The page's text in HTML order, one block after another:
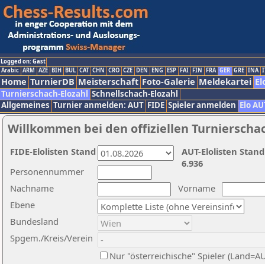
Logged on: Gast
Arabic ARM AZE BIH BUL CAT CHN CRO CZE DEN ENG ESP FAI FIN FRA GER GRE INA
Home TurnierDB Meisterschaft Foto-Galerie Meldekartei
Turnierschach-Elozahl Schnellschach-Elozahl
Allgemeines Turnier anmelden: AUT FIDE Spieler anmelden Elo
Willkommen bei den offiziellen
Nachname
Vorname
Ebene
Personennummer
Bundesland
Spgem./Kreis/Verein
Nur "österreichische" Spieler
AUT-Elolisten
6.936
FIDE-Elolisten Stand